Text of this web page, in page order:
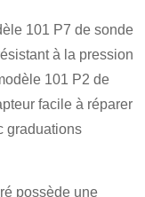
101 P7 de sonde
à la pression
101 P2 de
facile à réparer
graduations
possède une